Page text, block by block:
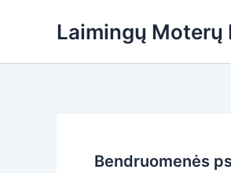
Laimingų Moterų
Bendruomenės